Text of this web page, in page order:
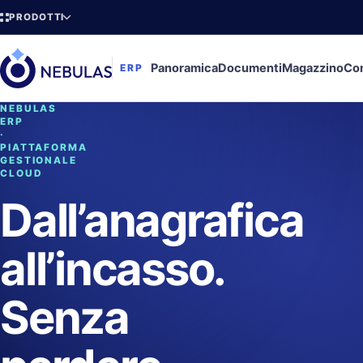
PRODOTTI
ERP PanoramicaDocumentiMagazzino
NEBULAS
ERP
·
PIATTAFORMA
GESTIONALE
CLOUD
Dall’anagrafica
all’incasso.
Senza